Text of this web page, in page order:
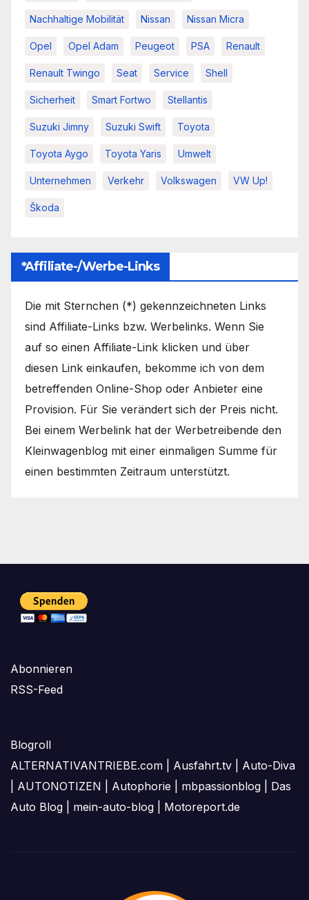
Nachhaltige Mobilität Nissan Nissan Micra
Opel Opel Adam Peugeot PSA Renault
Renault Twingo Seat Service Shell
Sicherheit Smart Fortwo Stellantis
Suzuki Jimny Suzuki Swift Toyota
Toyota Aygo Toyota Yaris Umwelt
Unternehmen Verkehr Volkswagen VW Up!
Škoda
*Affiliate-/Werbe-Links
Die mit Sternchen (*) gekennzeichneten Links
sind Affiliate-Links bzw. Werbelinks. Wenn Sie
auf so einen Affiliate-Link klicken und über
diesen Link einkaufen, bekomme ich von dem
betreffenden Online-Shop oder Anbieter eine
Provision. Für Sie verändert sich der Preis nicht.
Bei einem Werbelink hat der Werbetreibende den
Kleinwagenblog mit einer einmaligen Summe für
einen bestimmten Zeitraum unterstützt.
Abonnieren
RSS-Feed
Blogroll
ALTERNATIVANTRIEBE.com
Ausfahrt.tv
Auto-Diva
AUTONOTIZEN Autophorie mbpassionblog
Das
Auto Blog
mein-auto-blog Motoreport.de